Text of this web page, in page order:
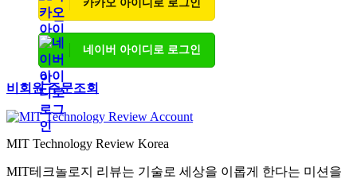
카카오 아이디로 로그인
네이버 아이디로 로그인
비회원 주문조회
MIT Technology Review Korea
MIT테크놀로지 리뷰는 기술로 세상을 이롭게 한다는 미션을